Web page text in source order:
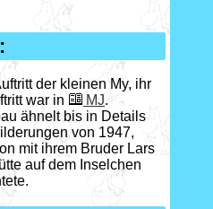
der kleinen My, ihr
war in
MJ.
ähnelt bis in Details
von 1947,
mit ihrem Bruder Lars
auf dem Inselchen